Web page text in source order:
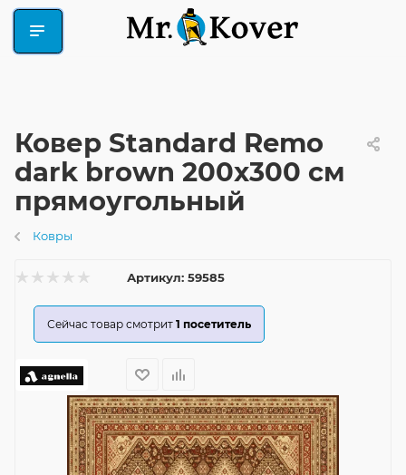
Ковер Standard Remo
dark brown 200x300 см
прямоугольный
Ковры
Артикул: 59585
Сейчас товар смотрит 1 посетитель